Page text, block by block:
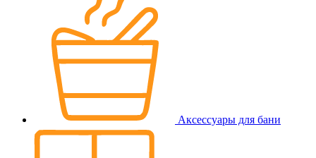
Аксессуары для бани